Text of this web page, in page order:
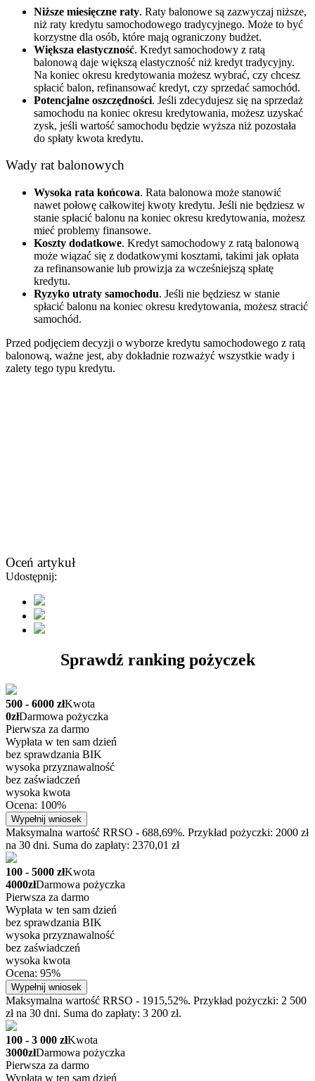
Niższe miesięczne raty. Raty balonowe są zazwyczaj niższe,
niż raty kredytu samochodowego tradycyjnego. Może to być
korzystne dla osób, które mają ograniczony budżet.
Większa elastyczność. Kredyt samochodowy z ratą
balonową daje większą elastyczność niż kredyt tradycyjny.
Na koniec okresu kredytowania możesz wybrać, czy chcesz
spłacić balon, refinansować kredyt, czy sprzedać samochód.
Potencjalne oszczędności. Jeśli zdecydujesz się na sprzedaż
samochodu na koniec okresu kredytowania, możesz uzyskać
zysk, jeśli wartość samochodu będzie wyższa niż pozostała
do spłaty kwota kredytu.
Wady rat balonowych
Wysoka rata końcowa. Rata balonowa może stanowić
nawet połowę całkowitej kwoty kredytu. Jeśli nie będziesz w
stanie spłacić balonu na koniec okresu kredytowania, możesz
mieć problemy finansowe.
Koszty dodatkowe. Kredyt samochodowy z ratą balonową
może wiązać się z dodatkowymi kosztami, takimi jak opłata
za refinansowanie lub prowizja za wcześniejszą spłatę
kredytu.
Ryzyko utraty samochodu. Jeśli nie będziesz w stanie
spłacić balonu na koniec okresu kredytowania, możesz stracić
samochód.
Przed podjęciem decyzji o wyborze kredytu samochodowego z ratą
balonową, ważne jest, aby dokładnie rozważyć wszystkie wady i
zalety tego typu kredytu.
Oceń artykuł
Udostępnij:
Sprawdź ranking pożyczek
500 - 6000 złKwota
0złDarmowa pożyczka
Pierwsza za darmo
Wypłata w ten sam dzień
bez sprawdzania BIK
wysoka przyznawalność
bez zaświadczeń
wysoka kwota
Ocena: 100%
Wypełnij wniosek
Maksymalna wartość RRSO - 688,69%. Przykład pożyczki: 2000 zł
na 30 dni. Suma do zapłaty: 2370,01 zł
100 - 5000 złKwota
4000złDarmowa pożyczka
Pierwsza za darmo
Wypłata w ten sam dzień
bez sprawdzania BIK
wysoka przyznawalność
bez zaświadczeń
wysoka kwota
Ocena: 95%
Wypełnij wniosek
Maksymalna wartość RRSO - 1915,52%. Przykład pożyczki: 2 500
zł na 30 dni. Suma do zapłaty: 3 200 zł.
100 - 3 000 złKwota
3000złDarmowa pożyczka
Pierwsza za darmo
Wypłata w ten sam dzień